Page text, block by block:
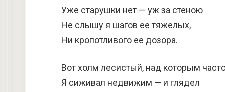
Уже старушки нет — уж за стеною
Не слышу я шагов ее тяжелых,
Ни кропотливого ее дозора.
Вот холм лесистый, над которым
Я сиживал недвижим — и глядел